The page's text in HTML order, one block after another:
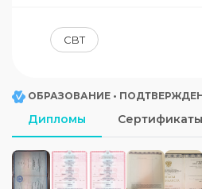
CBT
ОБРАЗОВАНИЕ •
Дипломы Сертификаты